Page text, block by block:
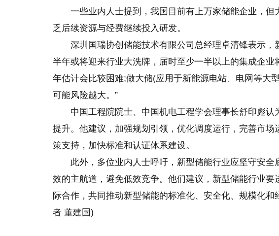
一些业内人士提到，我国目前有上万家储能企业，
乏后续资源与经费继续投入研发。
深圳国瑞协创储能技术有限公司总经理卓清锋表示
半年或将迎来行业大洗牌，届时至少一半以上的集成企业
年估计会比较困难;做大储(应用于新能源电站、电网等大
可能风险越大。”
中国工程院院士、中国机电工程学会理事长舒印彪
提升。他建议，加强规划引领，优化调度运行，完善市
策支持，加快标准和认证体系建设。
此外，多位业内人士呼吁，新型储能行业应坚守安
效的主航道，避免低效竞争。他们建议，新型储能行业要
际合作，共同推动新型储能的标准化、安全化、规模化
者 董建国)